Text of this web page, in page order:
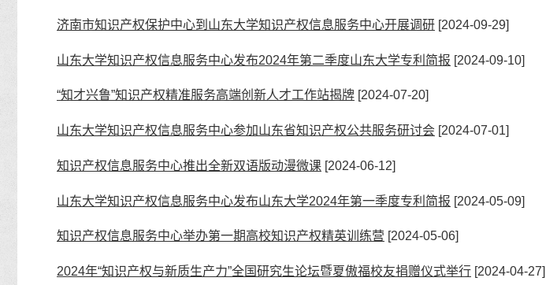
济南市知识产权保护中心到山东大学知识产权信息服务中心开展调研 [2024-09-29]
山东大学知识产权信息服务中心发布2024年第二季度山东大学专利简报 [2024-09-10]
“知才兴鲁”知识产权精准服务高端创新人才工作站揭牌 [2024-07-20]
山东大学知识产权信息服务中心参加山东省知识产权公共服务研讨会 [2024-07-01]
知识产权信息服务中心推出全新双语版动漫微课 [2024-06-12]
山东大学知识产权信息服务中心发布山东大学2024年第一季度专利简报 [2024-05-09]
知识产权信息服务中心举办第一期高校知识产权精英训练营 [2024-05-06]
2024年“知识产权与新质生产力”全国研究生论坛暨夏傲福校友捐赠仪式举行 [2024-04-27]